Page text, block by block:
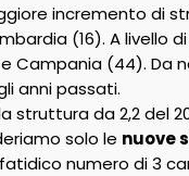
incremento di
(16). A livello
Campania (44).
anni passati.
struttura da 2,2 del
solo le nuove
numero di 3